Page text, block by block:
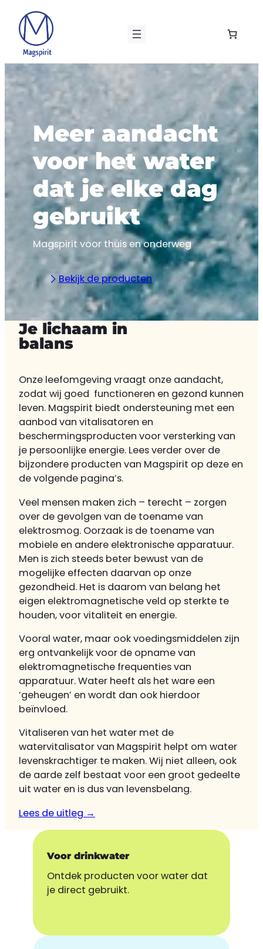
naar
inhoud
Meer aandacht
voor het water
dat je elke dag
gebruikt
Magspirit voor thuis en onderweg
Bekijk de producten
Je lichaam in
balans
Onze leefomgeving vraagt onze aandacht,
zodat wij goed functioneren en gezond kunnen
leven. Magspirit biedt ondersteuning met een
aanbod van vitalisatoren en
beschermingsproducten voor versterking van
je persoonlijke energie. Lees verder over de
bijzondere producten van Magspirit op deze en
de volgende pagina’s.
Veel mensen maken zich – terecht – zorgen
over de gevolgen van de toename van
elektrosmog. Oorzaak is de toename van
mobiele en andere elektronische apparatuur.
Men is zich steeds beter bewust van de
mogelijke effecten daarvan op onze
gezondheid. Het is daarom van belang het
eigen elektromagnetische veld op sterkte te
houden, voor vitaliteit en energie.
Vooral water, maar ook voedingsmiddelen zijn
erg ontvankelijk voor de opname van
elektromagnetische frequenties van
apparatuur. Water heeft als het ware een
‘geheugen’ en wordt dan ook hierdoor
beïnvloed.
Vitaliseren van het water met de
watervitalisator van Magspirit helpt om water
levenskrachtiger te maken. Wij niet alleen, ook
de aarde zelf bestaat voor een groot gedeelte
uit water en is dus van levensbelang.
Lees de uitleg →
Voor drinkwater
Ontdek producten voor water dat
je direct gebruikt.